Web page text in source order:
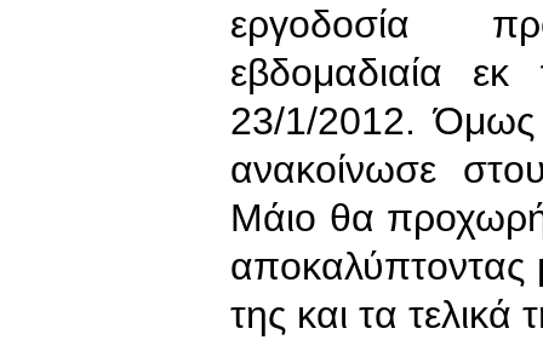
εργοδοσία
εβδομαδιαία
23/1/2012. Όμως
ανακοίνωσε
Μάιο θα
αποκαλύπτοντας
της και τα τελικά